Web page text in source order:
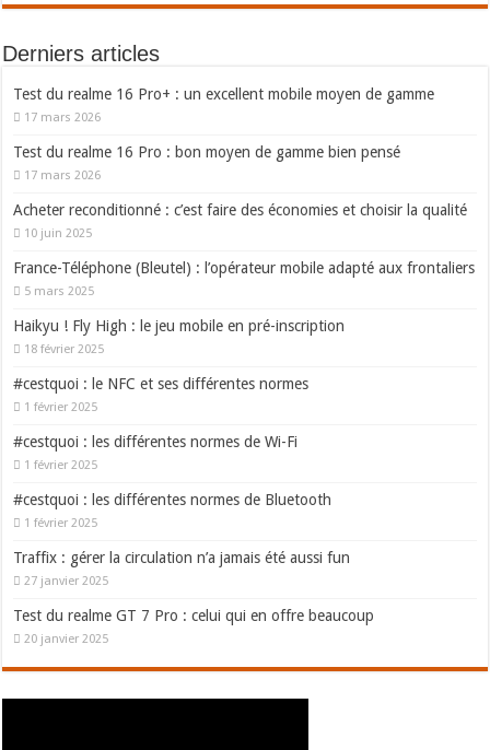
Derniers articles
Test du realme 16 Pro+ : un excellent mobile moyen de gamme
17 mars 2026
Test du realme 16 Pro : bon moyen de gamme bien pensé
17 mars 2026
Acheter reconditionné : c’est faire des économies et choisir la qualité
10 juin 2025
France-Téléphone (Bleutel) : l’opérateur mobile adapté aux frontaliers
5 mars 2025
Haikyu ! Fly High : le jeu mobile en pré-inscription
18 février 2025
#cestquoi : le NFC et ses différentes normes
1 février 2025
#cestquoi : les différentes normes de Wi-Fi
1 février 2025
#cestquoi : les différentes normes de Bluetooth
1 février 2025
Traffix : gérer la circulation n’a jamais été aussi fun
27 janvier 2025
Test du realme GT 7 Pro : celui qui en offre beaucoup
20 janvier 2025